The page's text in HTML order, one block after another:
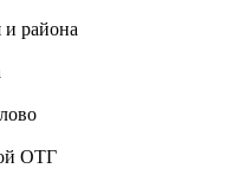
района
ОТГ